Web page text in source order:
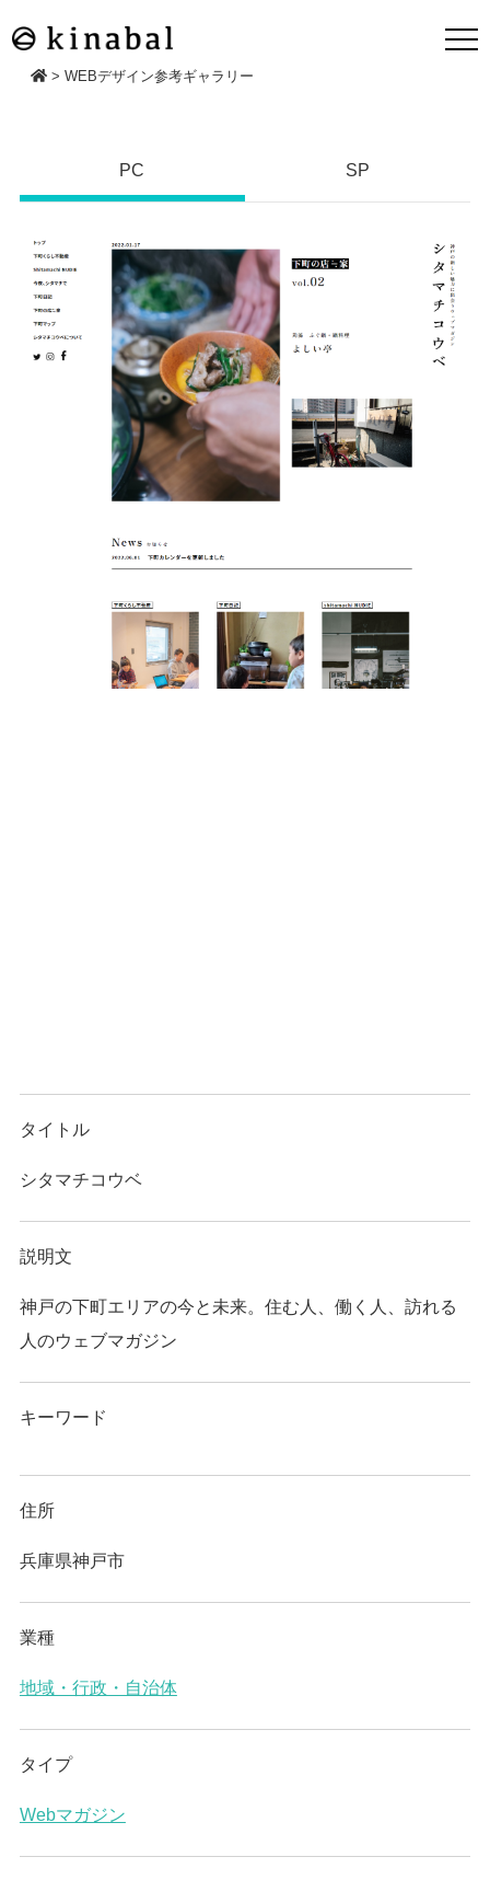
> WEBデザイン参考ギャラリー
PC SP
タイトル
シタマチコウベ
説明文
神戸の下町エリアの今と未来。住む人、働く人、訪れる
人のウェブマガジン
キーワード
住所
兵庫県神戸市
業種
地域・行政・自治体
タイプ
Webマガジン